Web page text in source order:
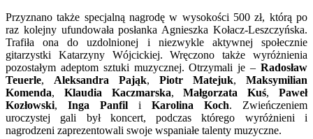
Przyznano także specjalną nagrodę w wysokości 500 zł, którą po
raz kolejny ufundowała posłanka Agnieszka Kołacz-Leszczyńska.
Trafiła ona do uzdolnionej i niezwykle aktywnej społecznie
gitarzystki Katarzyny Wójcickiej. Wręczono także wyróżnienia
pozostałym adeptom sztuki muzycznej. Otrzymali je – Radosław
Teuerle, Aleksandra Pająk, Piotr Matejuk, Maksymilian
Komenda, Klaudia Kaczmarska,Małgorzata Kuś, Paweł
Kozłowski, Inga Panfil i Karolina Koch. Zwieńczeniem
uroczystej gali był koncert, podczas którego wyróżnieni i
nagrodzeni zaprezentowali swoje wspaniałe talenty muzyczne.